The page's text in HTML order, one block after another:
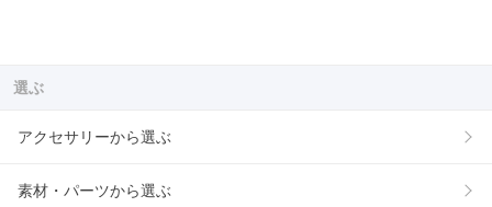
選ぶ
アクセサリーから選ぶ
素材・パーツから選ぶ